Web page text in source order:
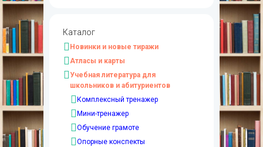
Каталог
Новинки и новые тиражи
Атласы и карты
Учебная литература для
школьников и абитуриентов
Комплексный тренажер
Мини-тренажер
Обучение грамоте
Опорные конспекты